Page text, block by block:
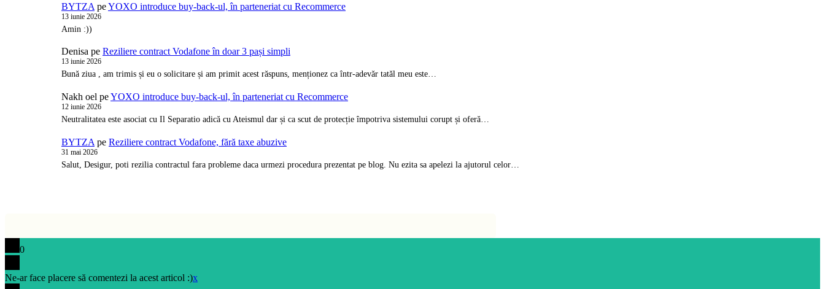
BYTZA peYOXO introduce buy-back-ul, în parteneriat cu Recommerce
13 iunie 2026
Amin :))
Denisa pe Reziliere contract Vodafone în doar 3 pași simpli
13 iunie 2026
Bună ziua , am trimis și eu o solicitare și am primit acest răspuns, menționez ca într-adevăr tatăl meu este…
Nakh oel peYOXO introduce buy-back-ul, în parteneriat cu Recommerce
12 iunie 2026
Neutralitatea este asociat cu Il Separatio adică cu Ateismul dar și ca scut de protecție împotriva sistemului corupt și oferă…
BYTZA pe Reziliere contract Vodafone, fără taxe abuzive
31 mai 2026
Salut, Desigur, poti rezilia contractul fara probleme daca urmezi procedura prezentat pe blog. Nu ezita sa apelezi la ajutorul celor…
0
Ne-ar face placere să comentezi la acest articol :)x